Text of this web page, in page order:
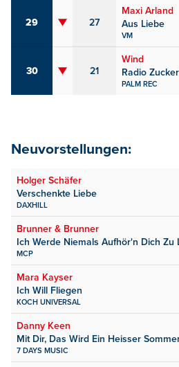
29 27
Maxi Arland
Aus Liebe
VM
30 21
Wind
Radio
PALM REC
Neuvorstellungen:
Holger Schäfer
Verschenkte Liebe
DAXHILL
Brunner & Brunner
Ich Werde Niemals Aufhör'n Dich Zu
MCP
Mara Kayser
Ich Will Fliegen
KOCH UNIVERSAL
Danny Keen
Mit Dir, Das Wird Ein Heisser
7 DAYS MUSIC